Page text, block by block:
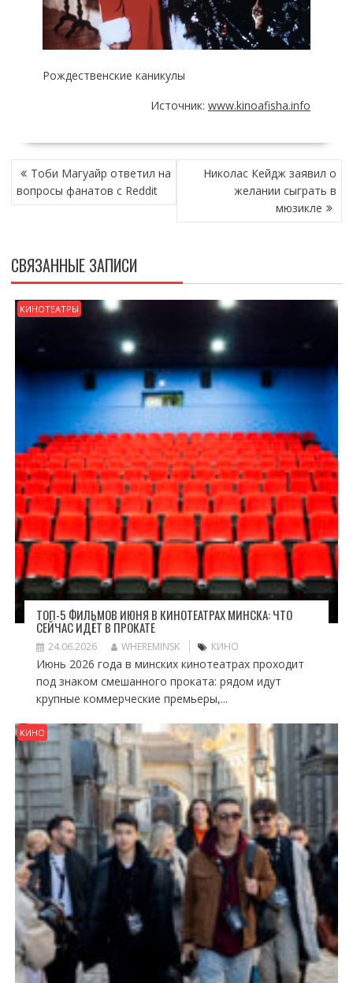
Рождественские каникулы
Источник:www.kinoafisha.info
НАВИГАЦИЯ
ПО
ЗАПИСЯМ
Тоби Магуайр ответил на
вопросы фанатов с Reddit
Николас Кейдж заявил о
желании сыграть в
мюзикле
СВЯЗАННЫЕ ЗАПИСИ
КИНОТЕАТРЫ
ТОП-5 ФИЛЬМОВ ИЮНЯ В КИНОТЕАТРАХ МИНСКА: ЧТО
СЕЙЧАС ИДЁТ В ПРОКАТЕ
24.06.2026 WHEREMINSK КИНО
Июнь 2026 года в минских кинотеатрах проходит
под знаком смешанного проката: рядом идут
крупные коммерческие премьеры,...
КИНО